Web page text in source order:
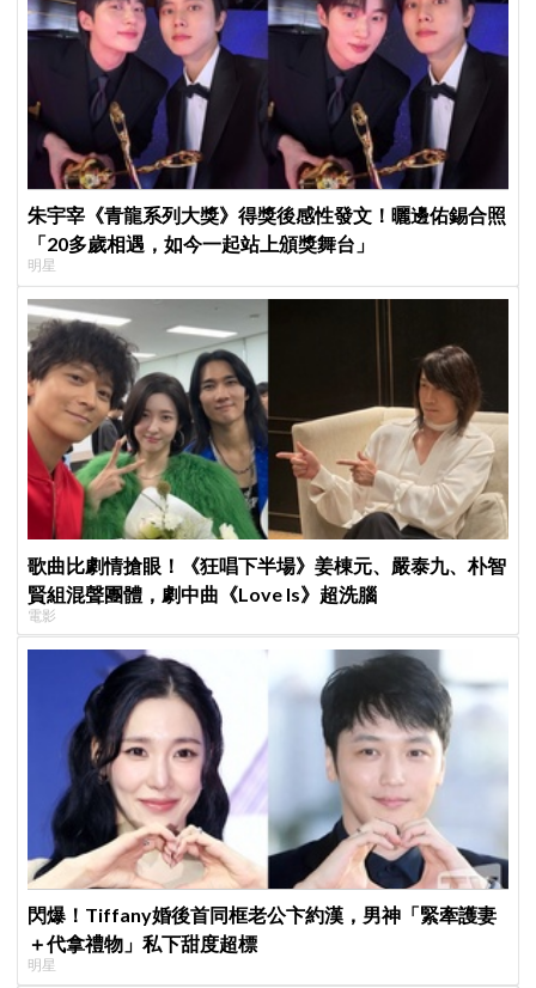
朱宇宰《青龍系列大獎》得獎後感性發文！曬邊佑錫合照
「20多歲相遇，如今一起站上頒獎舞台」
明星
歌曲比劇情搶眼！《狂唱下半場》姜棟元、嚴泰九、朴智
賢組混聲團體，劇中曲《Love Is》超洗腦
電影
閃爆！Tiffany婚後首同框老公卞約漢，男神「緊牽護妻
＋代拿禮物」私下甜度超標
明星